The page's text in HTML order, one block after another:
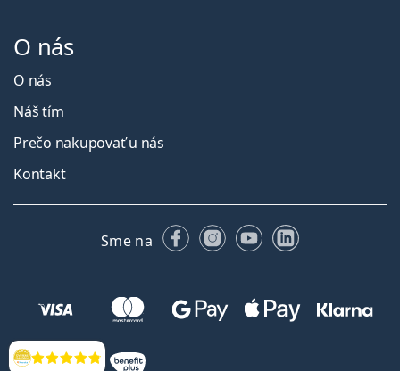
Hodnotenia
O nás
O nás
Náš tím
Prečo nakupovať u nás
Kontakt
Sme na FacebookuInstagrame
YouTubeLinkedIn